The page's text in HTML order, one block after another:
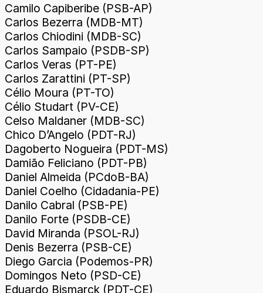
Camilo Capiberibe (PSB-AP)
Carlos Bezerra (MDB-MT)
Carlos Chiodini (MDB-SC)
Carlos Sampaio (PSDB-SP)
Carlos Veras (PT-PE)
Carlos Zarattini (PT-SP)
Célio Moura (PT-TO)
Célio Studart (PV-CE)
Celso Maldaner (MDB-SC)
Chico D’Angelo (PDT-RJ)
Dagoberto Nogueira (PDT-MS)
Damião Feliciano (PDT-PB)
Daniel Almeida (PCdoB-BA)
Daniel Coelho (Cidadania-PE)
Danilo Cabral (PSB-PE)
Danilo Forte (PSDB-CE)
David Miranda (PSOL-RJ)
Denis Bezerra (PSB-CE)
Diego Garcia (Podemos-PR)
Domingos Neto (PSD-CE)
Eduardo Bismarck (PDT-CE)